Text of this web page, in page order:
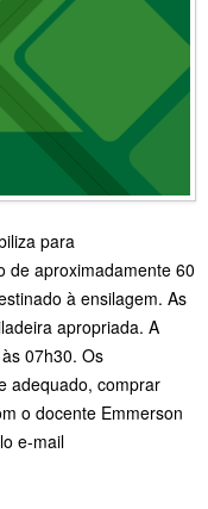
para
de aproximadamente 60
à ensilagem. As
apropriada. A
07h30. Os
adequado, comprar
o docente Emmerson
e-mail